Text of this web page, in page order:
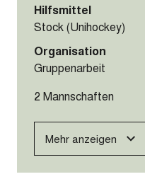
Hilfsmittel
Stock (Unihockey)
Organisation
Gruppenarbeit
2 Mannschaften
Mehr anzeigen